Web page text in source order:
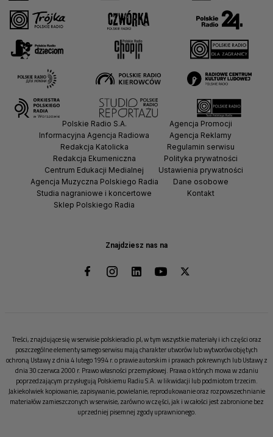
Znajdziesz nas na
Polskie Radio S.A.
Informacyjna Agencja Radiowa
Redakcja Katolicka
Redakcja Ekumeniczna
Centrum Edukacji Medialnej
Agencja Muzyczna Polskiego Radia
Studia nagraniowe i koncertowe
Sklep Polskiego Radia
Agencja Promocji
Agencja Reklamy
Regulamin serwisu
Polityka prywatności
Ustawienia prywatności
Dane osobowe
Kontakt
Treści, znajdujące się w serwisie polskieradio.pl, w tym wszystkie materiały i ich części oraz
poszczególne elementy samego serwisu mają charakter utworów lub wytworów objętych
ochroną Ustawy z dnia 4 lutego 1994 r. o prawie autorskim i prawach pokrewnych lub Ustawy z
dnia 30 czerwca 2000 r. Prawo własności przemysłowej. Prawa o których mowa w zdaniu
poprzedzającym przysługują Polskiemu Radiu S.A. w likwidacji lub podmiotom trzecim.
Jakiekolwiek kopiowanie, zapisywanie, powielanie, reprodukowanie oraz rozpowszechnianie
materiałów zamieszczonych w serwisie, zarówno w części, jak i w całości jest zabronione bez
uprzedniej pisemnej zgody uprawnionego.